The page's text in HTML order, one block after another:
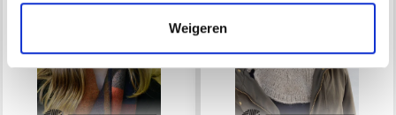
Weigeren